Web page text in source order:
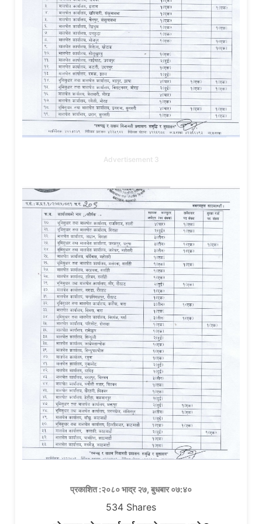
Advertisement 3
प्रकाशित :२०८० भाद्र २७, बुधबार ०७:४०
534 Shares